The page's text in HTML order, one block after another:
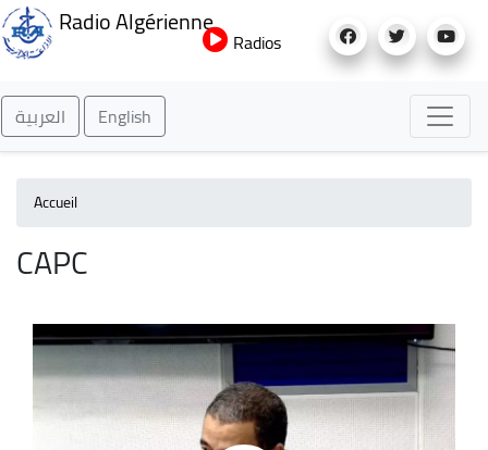
au
Radio Algérienne
Radios
العربية English
Accueil
CAPC